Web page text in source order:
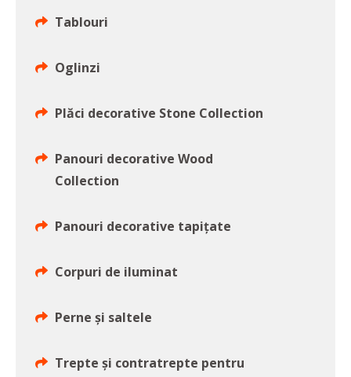
Tablouri
Oglinzi
Plăci decorative Stone Collection
Panouri decorative Wood
Collection
Panouri decorative tapițate
Corpuri de iluminat
Perne şi saltele
Trepte și contratrepte pentru